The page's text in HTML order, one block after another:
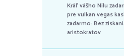
Kráľ vášho Nílu
pre vulkan vegas
zadarmo: Bez
aristokratov